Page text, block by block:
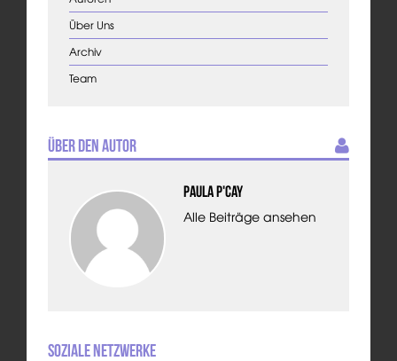
Über Uns
Archiv
Team
Über den Autor
Paula P'Cay
Alle Beiträge ansehen
Soziale Netzwerke